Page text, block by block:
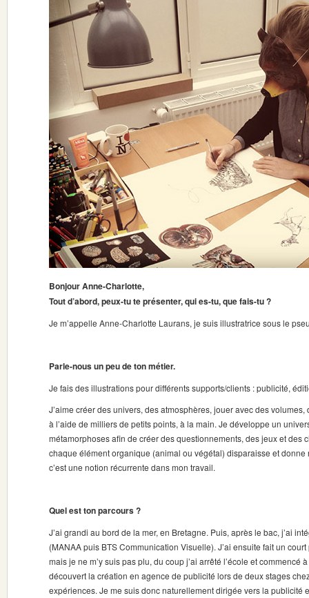
Bonjour Anne-Charlotte,
Tout d’abord, peux-tu te présenter, qui es-tu, que fais-tu ?
Je m’appelle Anne-Charlotte Laurans, je suis illustratrice sous le
Parle-nous un peu de ton métier.
Je fais des illustrations pour différents supports/clients : publicité,
J’aime créer des univers, des atmosphères, jouer avec des
à l’aide de milliers de petits points, à la main. Je développe un
métamorphoses afin de créer des questionnements, des jeux et des
chaque élément organique (animal ou végétal) disparaisse et
c’est une notion récurrente dans mon travail.
Quel est ton parcours ?
J’ai grandi au bord de la mer, en Bretagne. Puis, après le bac, j’ai
(MANAA puis BTS Communication Visuelle). J’ai ensuite fait un
mais je ne m’y suis pas plu, du coup j’ai arrêté l’école et commencé
découvert la création en agence de publicité lors de deux stages
expériences. Je me suis donc naturellement dirigée vers la publicité